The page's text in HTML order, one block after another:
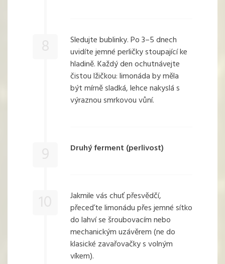
Sledujte bublinky. Po 3–5 dnech
uvidíte jemné perličky stoupající ke
hladině. Každý den ochutnávejte
čistou lžičkou: limonáda by měla
být mírně sladká, lehce nakyslá s
výraznou smrkovou vůní.
Druhý ferment (perlivost)
Jakmile vás chuť přesvědčí,
přeceďte limonádu přes jemné sítko
do lahví se šroubovacím nebo
mechanickým uzávěrem (ne do
klasické zavařovačky s volným
víkem).